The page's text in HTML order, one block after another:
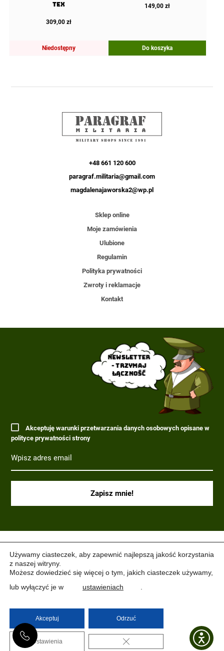
tex
309,00 zł
Niedostępny
149,00 zł
Do koszyka
+48 661 120 600
paragraf.militaria@gmail.com
magdalenajaworska2@wp.pl
Sklep online
Moje zamówienia
Ulubione
Regulamin
Polityka prywatności
Zwroty i reklamacje
Kontakt
Akceptuję warunki przetwarzania danych osobowych opisane w
polityce prywatności strony
Newsletter
- trzymaj
łączność
Używamy ciasteczek, aby zapewnić najlepszą jakość korzystania
z naszej witryny.
Możesz dowiedzieć się więcej o tym, jakich ciasteczek używamy,
lub wyłączyć je w
ustawieniach
Akceptuj Odrzuć
Ustawienia ZAMKNIJ PANEL